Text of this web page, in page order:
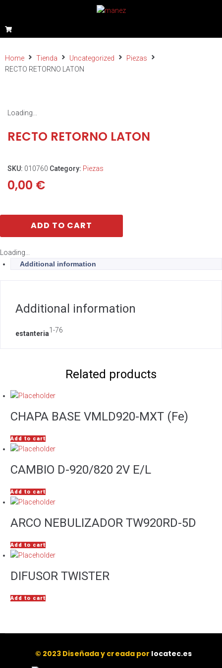
Home Tienda Uncategorized
Piezas
RECTO RETORNO LATON
Loading...
RECTO RETORNO LATON
SKU: 010760 Category: Piezas
0,00 €
ADD TO CART
Loading...
Additional information
Additional information
estanteria1-76
Related products
CHAPA BASE VMLD920-MXT (Fe)
Add to cart
CAMBIO D-920/820 2V E/L
Add to cart
ARCO NEBULIZADOR TW920RD-5D
Add to cart
DIFUSOR TWISTER
Add to cart
© 2023 Diseñada y creada por locatec.es